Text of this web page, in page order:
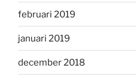
februari 2019
januari 2019
december 2018